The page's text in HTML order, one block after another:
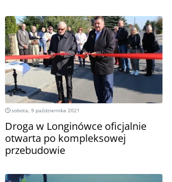
sobota, 9 października 2021
Droga w Longinówce oficjalnie
otwarta po kompleksowej
przebudowie